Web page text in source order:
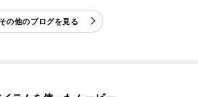
その他のブログを見る